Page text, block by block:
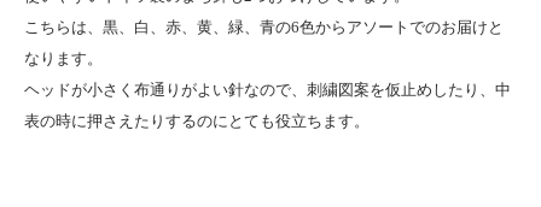
こちらは、黒、白、赤、黄、緑、青の6色からアソートでのお届けと
なります。
ヘッドが小さく布通りがよい針なので、刺繍図案を仮止めしたり、中
表の時に押さえたりするのにとても役立ちます。